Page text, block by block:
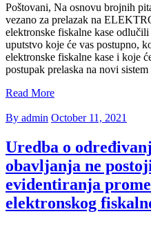
Poštovani, Na osnovu brojnih
vezano za prelazak na
elektronske fiskalne kase
uputstvo koje će vas postupno,
elektronske fiskalne kase i koje
postupak prelaska na novi
Read More
By admin October 11, 2021
Uredba o
obavljanja ne
evidentiranja
elektronskog